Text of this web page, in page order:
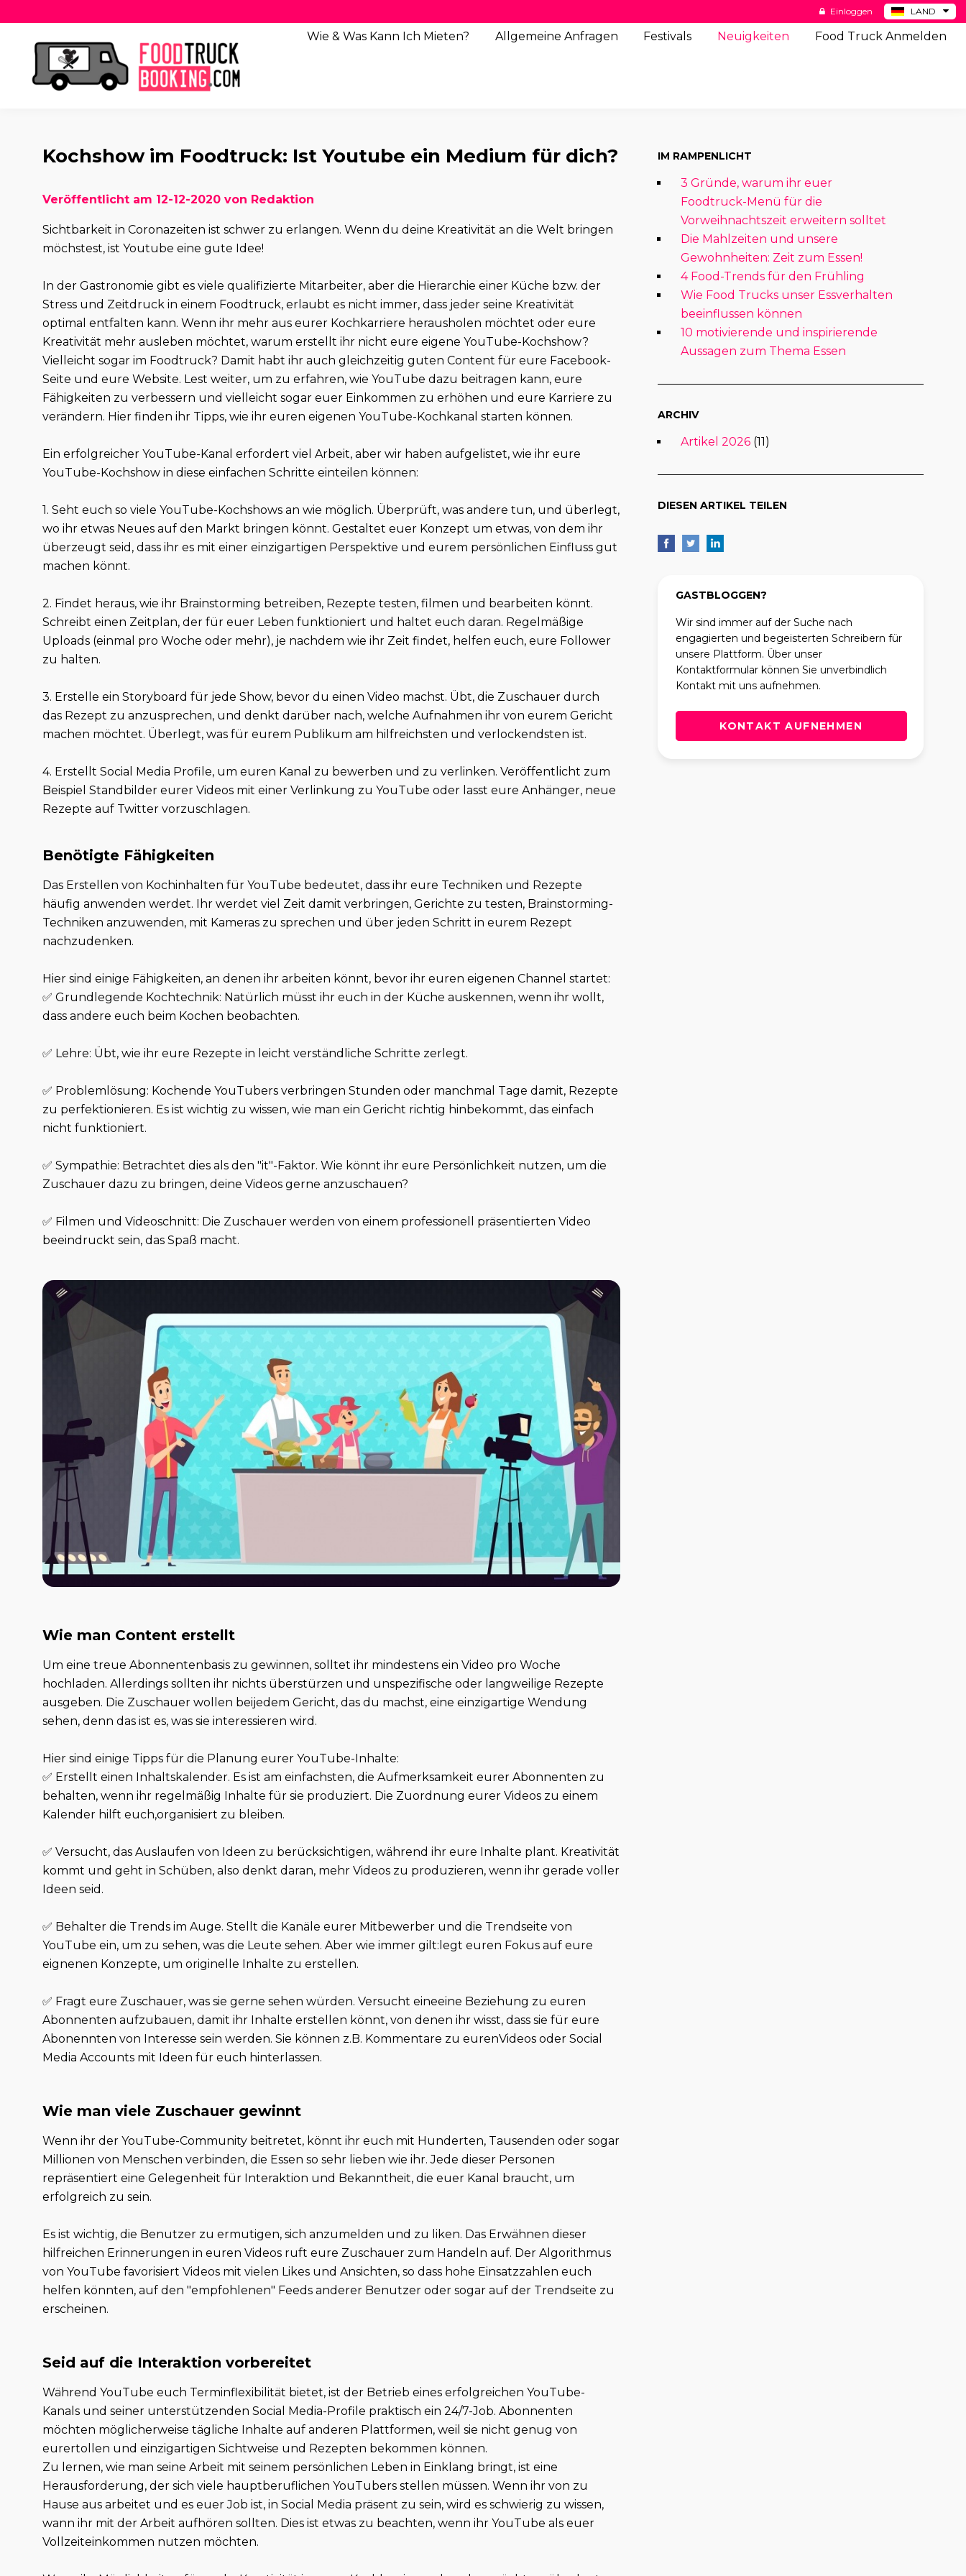
LAND
BE
Einloggen
Wie & Was Kann Ich Mieten? Allgemeine Anfragen Festivals Neuigkeiten Food Truck Anmelden
Kochshow im Foodtruck: Ist Youtube ein Medium für dich?
Veröffentlicht am 12-12-2020 von Redaktion
Sichtbarkeit in Coronazeiten ist schwer zu erlangen. Wenn du deine Kreativität an die Welt bringen
möchstest, ist Youtube eine gute Idee!
In der Gastronomie gibt es viele qualifizierte Mitarbeiter, aber die Hierarchie einer Küche bzw. der
Stress und Zeitdruck in einem Foodtruck, erlaubt es nicht immer, dass jeder seine Kreativität
optimal entfalten kann. Wenn ihr mehr aus eurer Kochkarriere herausholen möchtet oder eure
Kreativität mehr ausleben möchtet, warum erstellt ihr nicht eure eigene YouTube-Kochshow?
Vielleicht sogar im Foodtruck? Damit habt ihr auch gleichzeitig guten Content für eure Facebook-
Seite und eure Website. Lest weiter, um zu erfahren, wie YouTube dazu beitragen kann, eure
Fähigkeiten zu verbessern und vielleicht sogar euer Einkommen zu erhöhen und eure Karriere zu
verändern. Hier finden ihr Tipps, wie ihr euren eigenen YouTube-Kochkanal starten können.
Ein erfolgreicher YouTube-Kanal erfordert viel Arbeit, aber wir haben aufgelistet, wie ihr eure
YouTube-Kochshow in diese einfachen Schritte einteilen können:
1. Seht euch so viele YouTube-Kochshows an wie möglich. Überprüft, was andere tun, und überlegt,
wo ihr etwas Neues auf den Markt bringen könnt. Gestaltet euer Konzept um etwas, von dem ihr
überzeugt seid, dass ihr es mit einer einzigartigen Perspektive und eurem persönlichen Einfluss gut
machen könnt.
2. Findet heraus, wie ihr Brainstorming betreiben, Rezepte testen, filmen und bearbeiten könnt.
Schreibt einen Zeitplan, der für euer Leben funktioniert und haltet euch daran. Regelmäßige
Uploads (einmal pro Woche oder mehr), je nachdem wie ihr Zeit findet, helfen euch, eure Follower
zu halten.
3. Erstelle ein Storyboard für jede Show, bevor du einen Video machst. Übt, die Zuschauer durch
das Rezept zu anzusprechen, und denkt darüber nach, welche Aufnahmen ihr von eurem Gericht
machen möchtet. Überlegt, was für eurem Publikum am hilfreichsten und verlockendsten ist.
4. Erstellt Social Media Profile, um euren Kanal zu bewerben und zu verlinken. Veröffentlicht zum
Beispiel Standbilder eurer Videos mit einer Verlinkung zu YouTube oder lasst eure Anhänger, neue
Rezepte auf Twitter vorzuschlagen.
Benötigte Fähigkeiten
Das Erstellen von Kochinhalten für YouTube bedeutet, dass ihr eure Techniken und Rezepte
häufig anwenden werdet. Ihr werdet viel Zeit damit verbringen, Gerichte zu testen, Brainstorming-
Techniken anzuwenden, mit Kameras zu sprechen und über jeden Schritt in eurem Rezept
nachzudenken.
Hier sind einige Fähigkeiten, an denen ihr arbeiten könnt, bevor ihr euren eigenen Channel startet:
✅ Grundlegende Kochtechnik: Natürlich müsst ihr euch in der Küche auskennen, wenn ihr wollt,
dass andere euch beim Kochen beobachten.
✅ Lehre: Übt, wie ihr eure Rezepte in leicht verständliche Schritte zerlegt.
✅ Problemlösung: Kochende YouTubers verbringen Stunden oder manchmal Tage damit, Rezepte
zu perfektionieren. Es ist wichtig zu wissen, wie man ein Gericht richtig hinbekommt, das einfach
nicht funktioniert.
✅ Sympathie: Betrachtet dies als den "it"-Faktor. Wie könnt ihr eure Persönlichkeit nutzen, um die
Zuschauer dazu zu bringen, deine Videos gerne anzuschauen?
✅ Filmen und Videoschnitt: Die Zuschauer werden von einem professionell präsentierten Video
beeindruckt sein, das Spaß macht.
Wie man Content erstellt
Um eine treue Abonnentenbasis zu gewinnen, solltet ihr mindestens ein Video pro Woche
hochladen. Allerdings sollten ihr nichts überstürzen und unspezifische oder langweilige Rezepte
ausgeben. Die Zuschauer wollen beijedem Gericht, das du machst, eine einzigartige Wendung
sehen, denn das ist es, was sie interessieren wird.
Hier sind einige Tipps für die Planung eurer YouTube-Inhalte:
✅ Erstellt einen Inhaltskalender. Es ist am einfachsten, die Aufmerksamkeit eurer Abonnenten zu
behalten, wenn ihr regelmäßig Inhalte für sie produziert. Die Zuordnung eurer Videos zu einem
Kalender hilft euch,organisiert zu bleiben.
✅ Versucht, das Auslaufen von Ideen zu berücksichtigen, während ihr eure Inhalte plant. Kreativität
kommt und geht in Schüben, also denkt daran, mehr Videos zu produzieren, wenn ihr gerade voller
Ideen seid.
✅ Behalter die Trends im Auge. Stellt die Kanäle eurer Mitbewerber und die Trendseite von
YouTube ein, um zu sehen, was die Leute sehen. Aber wie immer gilt:legt euren Fokus auf eure
eignenen Konzepte, um originelle Inhalte zu erstellen.
✅ Fragt eure Zuschauer, was sie gerne sehen würden. Versucht eineeine Beziehung zu euren
Abonnenten aufzubauen, damit ihr Inhalte erstellen könnt, von denen ihr wisst, dass sie für eure
Abonennten von Interesse sein werden. Sie können z.B. Kommentare zu eurenVideos oder Social
Media Accounts mit Ideen für euch hinterlassen.
Wie man viele Zuschauer gewinnt
Wenn ihr der YouTube-Community beitretet, könnt ihr euch mit Hunderten, Tausenden oder sogar
Millionen von Menschen verbinden, die Essen so sehr lieben wie ihr. Jede dieser Personen
repräsentiert eine Gelegenheit für Interaktion und Bekanntheit, die euer Kanal braucht, um
erfolgreich zu sein.
Es ist wichtig, die Benutzer zu ermutigen, sich anzumelden und zu liken. Das Erwähnen dieser
hilfreichen Erinnerungen in euren Videos ruft eure Zuschauer zum Handeln auf. Der Algorithmus
von YouTube favorisiert Videos mit vielen Likes und Ansichten, so dass hohe Einsatzzahlen euch
helfen könnten, auf den "empfohlenen" Feeds anderer Benutzer oder sogar auf der Trendseite zu
erscheinen.
Seid auf die Interaktion vorbereitet
Während YouTube euch Terminflexibilität bietet, ist der Betrieb eines erfolgreichen YouTube-
Kanals und seiner unterstützenden Social Media-Profile praktisch ein 24/7-Job. Abonnenten
möchten möglicherweise tägliche Inhalte auf anderen Plattformen, weil sie nicht genug von
eurertollen und einzigartigen Sichtweise und Rezepten bekommen können.
Zu lernen, wie man seine Arbeit mit seinem persönlichen Leben in Einklang bringt, ist eine
Herausforderung, der sich viele hauptberuflichen YouTubers stellen müssen. Wenn ihr von zu
Hause aus arbeitet und es euer Job ist, in Social Media präsent zu sein, wird es schwierig zu wissen,
wann ihr mit der Arbeit aufhören sollten. Dies ist etwas zu beachten, wenn ihr YouTube als euer
Vollzeiteinkommen nutzen möchten.
IM RAMPENLICHT
3 Gründe, warum ihr euer
Foodtruck-Menü für die
Vorweihnachtszeit erweitern solltet
Die Mahlzeiten und unsere
Gewohnheiten: Zeit zum Essen!
4 Food-Trends für den Frühling
Wie Food Trucks unser Essverhalten
beeinflussen können
10 motivierende und inspirierende
Aussagen zum Thema Essen
ARCHIV
Artikel 2026(11)
DIESEN ARTIKEL TEILEN
GASTBLOGGEN?
Wir sind immer auf der Suche nach
engagierten und begeisterten Schreibern für
unsere Plattform. Über unser
Kontaktformular können Sie unverbindlich
Kontakt mit uns aufnehmen.
KONTAKT AUFNEHMEN